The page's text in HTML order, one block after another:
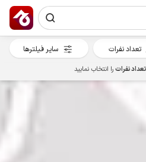
تعداد نفرات سایر فیلترها
تعداد نفراترا انتخاب نمایید